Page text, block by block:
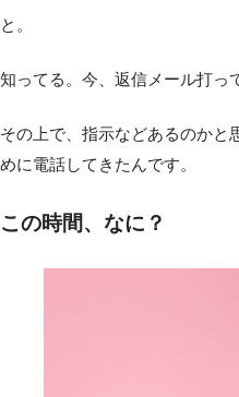
と。
知ってる。今、返信メール打っ
その上で、指示などあるのかと
めに電話してきたんです。
この時間、なに？